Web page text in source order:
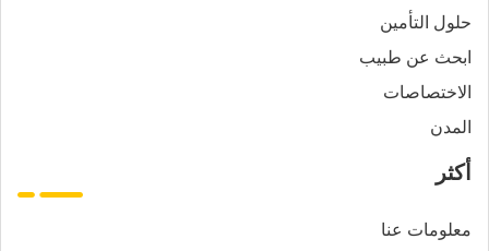
حلول التأمين
ابحث عن طبيب
الاختصاصات
المدن
أكثر
معلومات عنا